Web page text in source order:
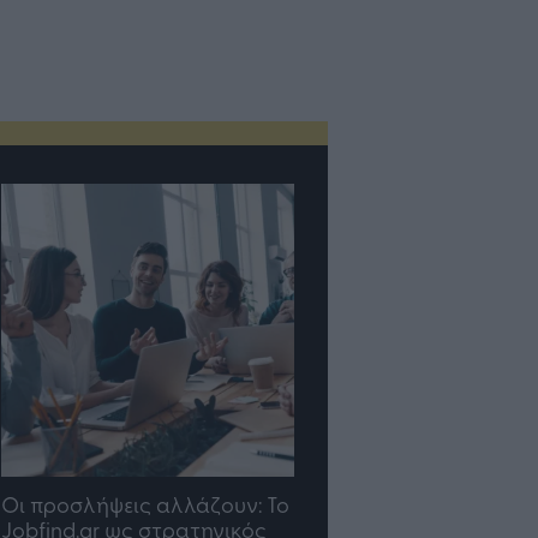
αλλάζουν: To
ως στρατηγικός
TP Greece: Πώς
διαμορφώνεται το μέλλον